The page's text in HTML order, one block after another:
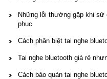
Những lỗi thường gặp khi sử
phục
Cách phân biệt tai nghe
Tai nghe bluetooth giá rẻ
Cách bảo quản tai nghe